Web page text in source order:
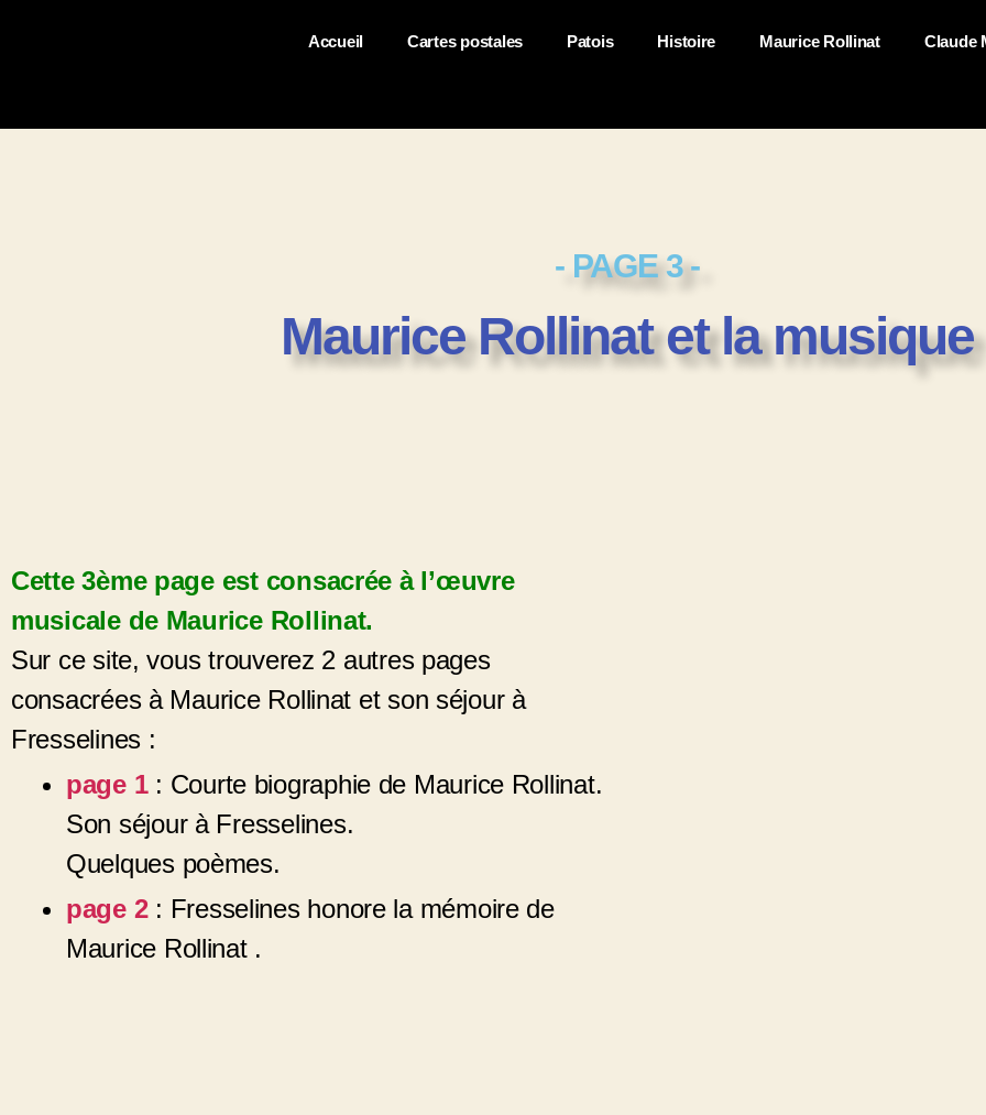
Accueil Cartes postales Patois Histoire Maurice Rollinat Claude
- PAGE 3 -
Maurice Rollinat et la musique
Cette 3ème page est consacrée à l’œuvre
musicale de Maurice Rollinat.
Sur ce site, vous trouverez 2 autres pages
consacrées à Maurice Rollinat et son séjour à
Fresselines :
page 1 : Courte biographie de Maurice Rollinat.
Son séjour à Fresselines.
Quelques poèmes.
page 2: Fresselines honore la mémoire de
Maurice Rollinat .